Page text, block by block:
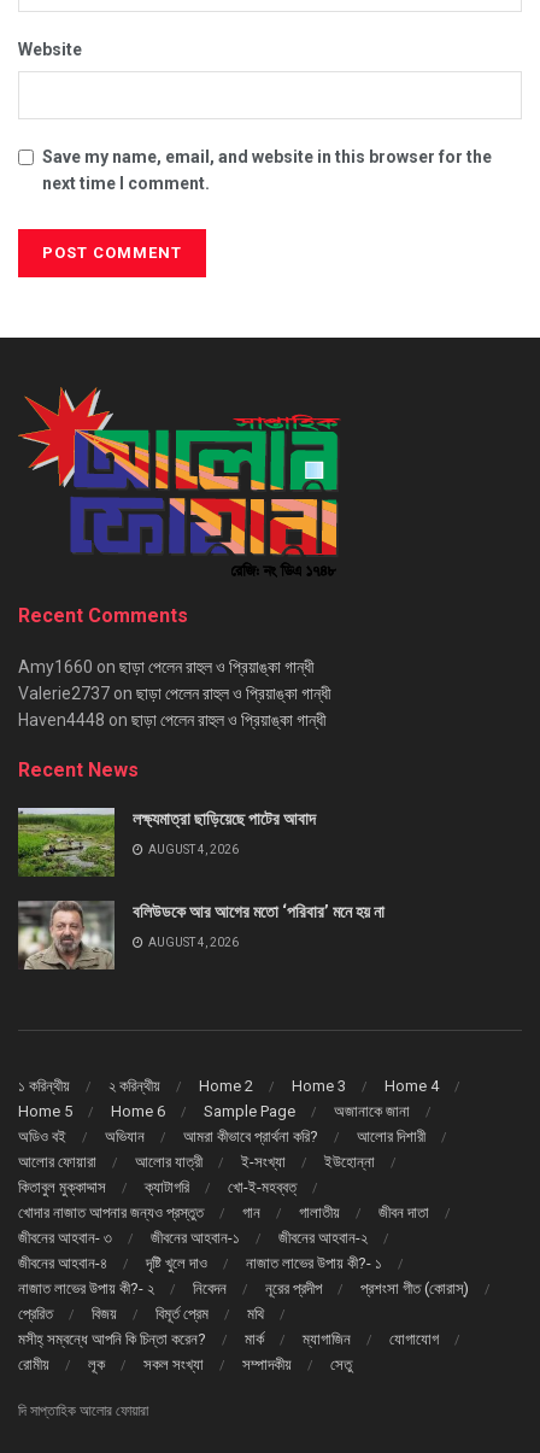
Website
Save my name, email, and website in this browser for the
next time I comment.
Recent Comments
Amy1660 on ছাড়া পেলেন রাহুল ও প্রিয়াঙ্কা গান্ধী
Valerie2737 on ছাড়া পেলেন রাহুল ও প্রিয়াঙ্কা গান্ধী
Haven4448 on ছাড়া পেলেন রাহুল ও প্রিয়াঙ্কা গান্ধী
Recent News
লক্ষ্যমাত্রা ছাড়িয়েছে পাটের আবাদ
AUGUST 4, 2026
বলিউডকে আর আগের মতো ‘পরিবার’ মনে হয় না
AUGUST 4, 2026
১ করিন্থীয় ২ করিন্থীয় Home 2 Home 3
Home 4
Home 5
Home 6 Sample Page
অজানাকে জানা
অডিও বই
অভিযান আমরা কীভাবে প্রার্থনা করি?
আলোর দিশারী
আলোর ফোয়ারা
আলোর যাত্রী ই-সংখ্যা
ইউহোন্না
কিতাবুল মুক্কাদ্দাস
ক্যাটাগরি
খো-ই-মহব্বত্
খোদার নাজাত আপনার জন্যও প্রস্তুত
গান গালাতীয়
জীবন দাতা
জীবনের আহবান- ৩
জীবনের আহবান-১
জীবনের আহবান-২
জীবনের আহবান-৪
দৃষ্টি খুলে দাও
নাজাত লাভের উপায় কী?- ১
নাজাত লাভের উপায় কী?- ২
নিবেদন নূরের প্রদীপ
প্রশংসা গীত (কোরাস্)
প্রেরিত
বিজয় বিমূর্ত প্রেম
মথি
মসীহ্ সম্বন্ধে আপনি কি চিন্তা করেন?
মার্ক ম্যাগাজিন
যোগাযোগ
রোমীয়
লূক সকল সংখ্যা সম্পাদকীয় সেতু
দি সাপ্তাহিক আলোর ফোয়ারা